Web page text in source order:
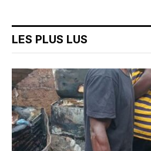
LES PLUS LUS